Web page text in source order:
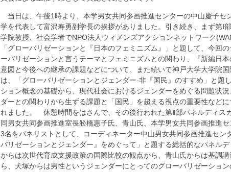
当日は、午後1時より、本学男女共同参画推進センターの中山慶子セ
学を代表して富沢寿勇副学長の挨拶がありました。引き続き、まず第Ⅰ
学院教授、社会学者でNPO法人ウィメンズアクションネットワーク
「グローバリゼーションと『日本のフェミニズム』」と題して、今回
ーバリゼーションと言うテーマとフェミニズムとの関わり、『新編日
意図と今後への継承の課題などについて、また続いて神戸大学大学院
は、「グローバリゼーションとジェンダー-非『国民』のすすめ」と題
ション概念の基礎から、現代社会におけるジェンダーをめぐる問題状
ダーとの関わりから生ずる課題と「国民」を超える視点の重要性など
れました。 休憩時間をはさんで、その後行われた第Ⅱ部パネルディス
同男女共同参画推進室長舩橋惠子氏、青山氏、本学男女共同参画推進
3名をパネリストとして、コーディネーター中山男女共同参画推進セン
バリゼーションとジェンダー』をめぐって」と題する総括的なパネル
からは次世代育成支援政策の国際比較の観点から、青山氏からは基調
ら、犬塚からは男性というジェンダーにとってのグローバリゼーショ